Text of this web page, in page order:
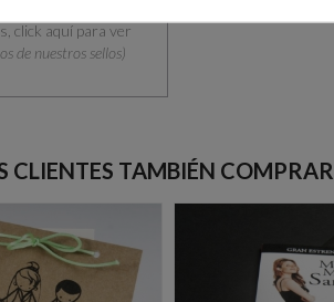
click aquí para ver
de nuestros sellos)
CLIENTES TAMBIÉN